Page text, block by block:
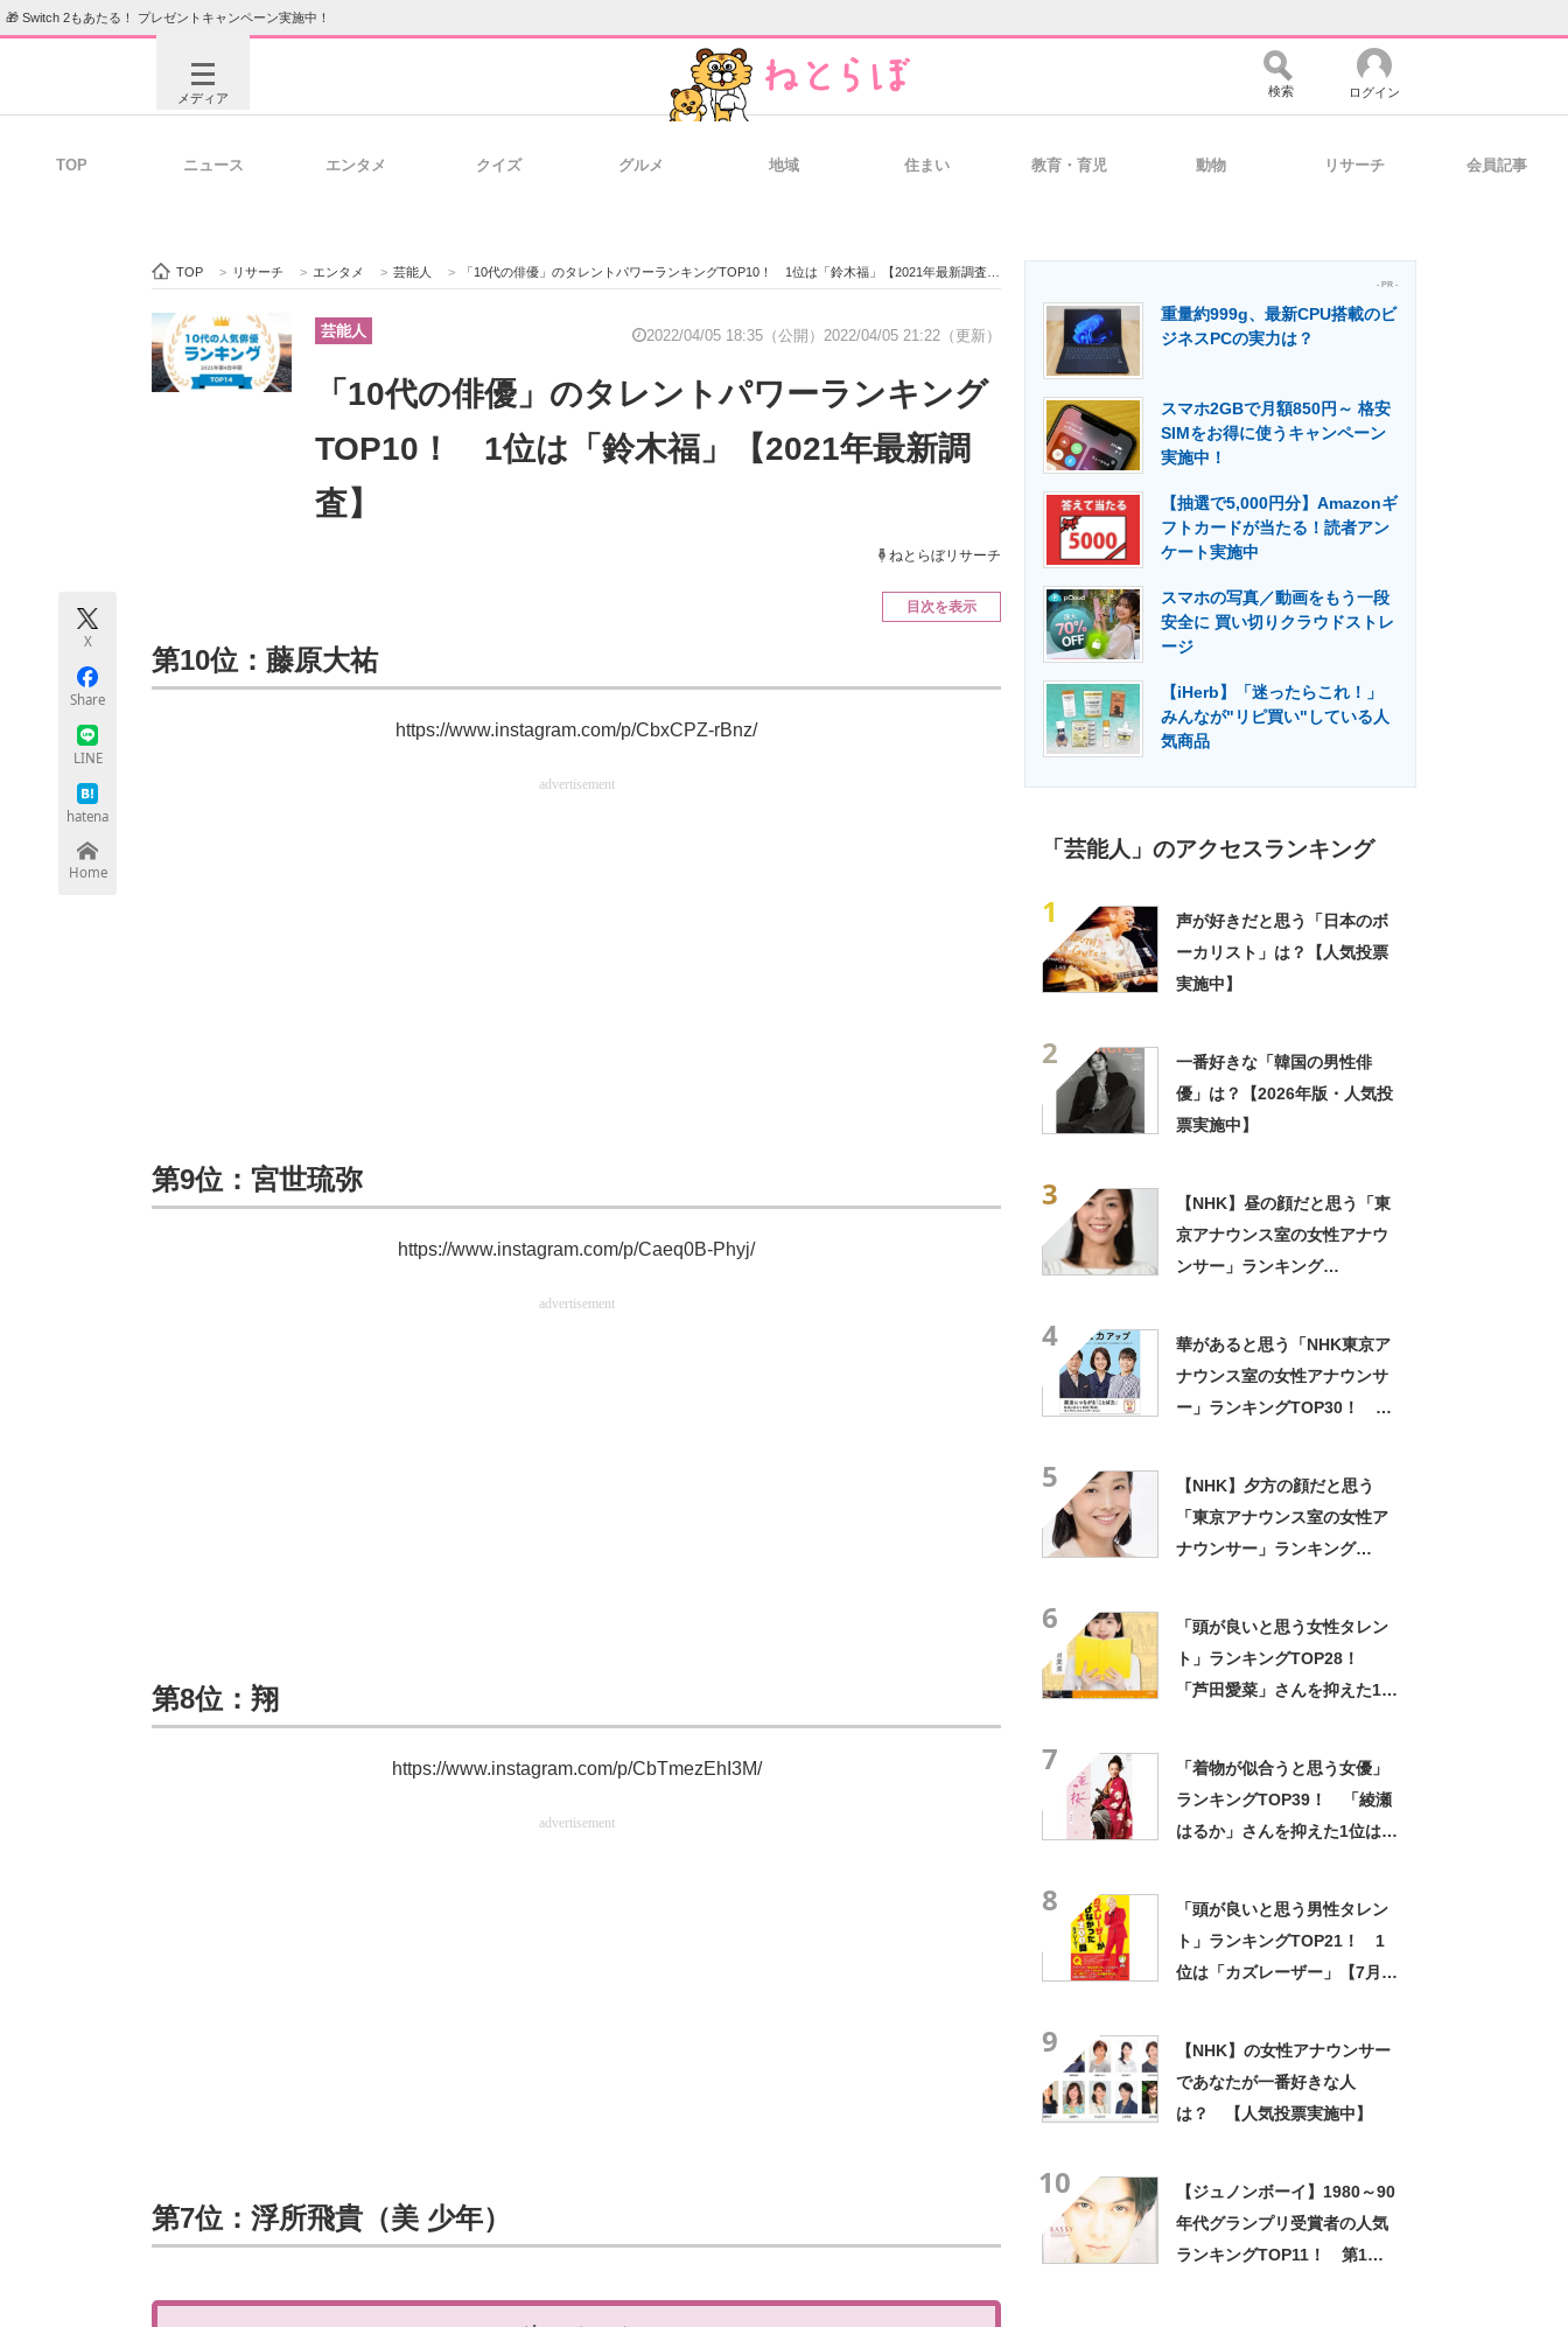
🎁 Switch 2もあたる！ プレゼントキャンペーン実施中！
メディア
ビジネスと働き方のヒント 経営リーダーのコミュニティ マーケ×ITの今がよく分かる
IT製品の技術・比較・事例 製造業のIT導入・活用を支援
エネルギーの専門メディア 建設×テクノロジーの最前線
ちょっと気になるネットの話題
検索 ログイン
TOP ニュース エンタメ クイズ グルメ 地域 住まい 教育・育児 動物 リサーチ 会員記事
TOP > リサーチ > エンタメ > 芸能人 > 「10代の俳優」のタレントパワーランキングTOP10！ 1位は「鈴木福」【2021年最新調査】
芸能人 2022/04/05 18:35（公開） 2022/04/05 21:22（更新）
「10代の俳優」のタレントパワーランキング
TOP10！ 1位は「鈴木福」【2021年最新調
査】
ねとらぼリサーチ
X
Share
LINE
hatena
Home
目次を表示
第10位：藤原大祐
https://www.instagram.com/p/CbxCPZ-rBnz/
advertisement
第9位：宮世琉弥
https://www.instagram.com/p/Caeq0B-Phyj/
advertisement
第8位：翔
https://www.instagram.com/p/CbTmezEhI3M/
advertisement
第7位：浮所飛貴（美 少年）
- PR -
重量約999g、最新CPU搭載のビ
ジネスPCの実力は？
スマホ2GBで月額850円～ 格安
SIMをお得に使うキャンペーン
実施中！
【抽選で5,000円分】Amazonギ
フトカードが当たる！読者アン
ケート実施中
スマホの写真／動画をもう一段
安全に 買い切りクラウドストレ
ージ
【iHerb】「迷ったらこれ！」
みんなが"リピ買い"している人
気商品
「芸能人」のアクセスランキング
1
声が好きだと思う「日本のボ
ーカリスト」は？【人気投票
実施中】
2
一番好きな「韓国の男性俳
優」は？【2026年版・人気投
票実施中】
3
【NHK】昼の顔だと思う「東
京アナウンス室の女性アナウ
ンサー」ランキング
4
華があると思う「NHK東京ア
ナウンス室の女性アナウンサ
ー」ランキングTOP30！ 1
5
【NHK】夕方の顔だと思う
「東京アナウンス室の女性ア
ナウンサー」ランキング
6
「頭が良いと思う女性タレン
ト」ランキングTOP28！
「芦田愛菜」さんを抑えた1位
7
「着物が似合うと思う女優」
ランキングTOP39！ 「綾瀬
はるか」さんを抑えた1位は？
8
「頭が良いと思う男性タレン
ト」ランキングTOP21！ 1
位は「カズレーザー」【7月4
9
【NHK】の女性アナウンサー
であなたが一番好きな人
は？ 【人気投票実施中】
10
【ジュノンボーイ】1980～90
年代グランプリ受賞者の人気
ランキングTOP11！ 第1位